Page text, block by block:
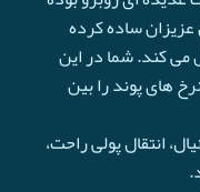
عزیزان ساده کرده
می کند. شما در این
های پوند را بین
انتقال پولی راحت،